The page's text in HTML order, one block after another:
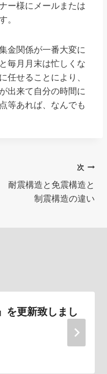
ー様にメールまたは
。
金関係が一番大変に
毎月月末は忙しくな
任せることにより、
出来て自分の時間に
等あれば、なんでも
次
耐震構造と免震構造と
制震構造の違い
を更新致しまし